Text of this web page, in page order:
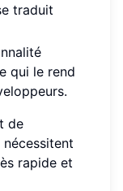
traduit
qui le rend
de
rapide et